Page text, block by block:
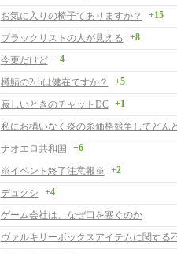
お気に入りの椅子てありますか？ +15
ブラックリストの人が見える +8
今更だけど +4
樽鯖の2chは健在ですか？ +5
寂しいときのチャットDC +1
ナオエロ共和国 +6
※イベント終了注意報※ +2
デュクシ +4
ゲーム会社は、なぜ口を塞ぐのか
ヴァルキリーボックスアイテムに関する